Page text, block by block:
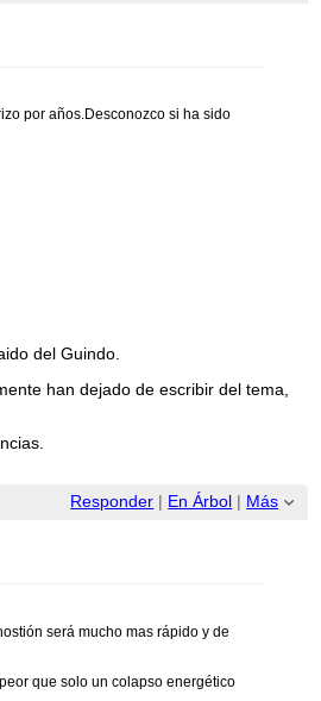
por años.Desconozco si ha sido
del Guindo.
han dejado de escribir del tema,
Responder En Árbol Más
será mucho mas rápido y de
que solo un colapso energético